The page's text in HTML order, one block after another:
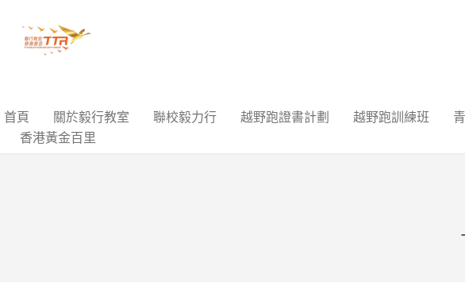
首頁 關於毅行教室 聯校毅力行 越野跑證書計劃 越野跑訓練班
香港黃金百里